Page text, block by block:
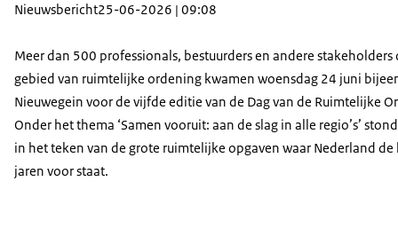
Nieuwsbericht25-06-2026 | 09:08
Meer dan 500 professionals, bestuurders en andere stakeholders
gebied van ruimtelijke ordening kwamen woensdag 24 juni
Nieuwegein voor de vijfde editie van de Dag van de Ruimtelijke
Onder het thema ‘Samen vooruit: aan de slag in alle regio’s’
in het teken van de grote ruimtelijke opgaven waar Nederland
jaren voor staat.